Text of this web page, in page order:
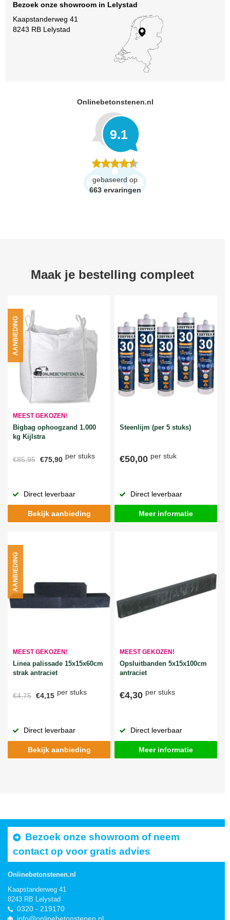
Bezoek onze showroom in Lelystad
Kaapstanderweg 41
8243 RB Lelystad
Onlinebetonstenen.nl
9.1
gebaseerd op
663 ervaringen
Maak je bestelling compleet
MEEST GEKOZEN!
Bigbag ophoogzand 1.000
kg Kijlstra
€85,95 €75,90 per stuks
AANBIEDING
Direct leverbaar
Bekijk aanbieding
Steenlijm (per 5 stuks)
€50,00 per stuk
Direct leverbaar
Meer informatie
MEEST GEKOZEN!
Linea palissade 15x15x60cm
strak antraciet
€4,75 €4,15 per stuks
AANBIEDING
Direct leverbaar
Bekijk aanbieding
MEEST GEKOZEN!
Opsluitbanden 5x15x100cm
antraciet
€4,30 per stuks
Direct leverbaar
Meer informatie
Bezoek onze showroom of neem
contact op voor gratis advies
Onlinebetonstenen.nl
Kaapstanderweg 41
8243 RB Lelystad
0320 - 219170
info@onlinebetonstenen.nl